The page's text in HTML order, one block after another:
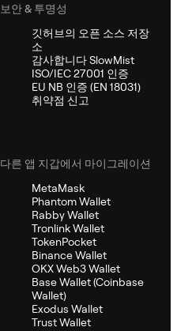
보안 & 투명성
깃허브의 오픈 소스 저장
소
감사합니다 SlowMist
ISO/IEC 27001 인증
EU NB 인증 (EN 18031)
취약점 신고
다른 앱 지갑에서 마이그레이션
MetaMask
Phantom Wallet
Rabby Wallet
Tronlink Wallet
TokenPocket
Binance Wallet
OKX Web3 Wallet
Base Wallet (Coinbase
Wallet)
Exodus Wallet
Trust Wallet